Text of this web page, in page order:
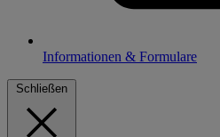
Informationen & Formulare
Schließen